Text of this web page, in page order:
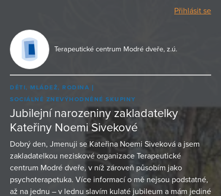
Přihlásit se
Terapeutické centrum Modré dveře, z.ú.
DĚTI, MLÁDEŽ, RODINA
SOCIÁLNĚ ZNEVÝHODNĚNÉ SKUPINY
Jubilejní narozeniny zakladatelky
Kateřiny Noemi Sivekové
Dobrý den, Jmenuji se Kateřina Noemi Siveková a jsem
zakladatelkou neziskové organizace Terapeutické
centrum Modré dveře, v níž zároveň působím jako
psychoterapetuka. Více informací o mě nejsou podstatné,
až na jednu – v lednu slavím kulaté jubileum a mám jediné